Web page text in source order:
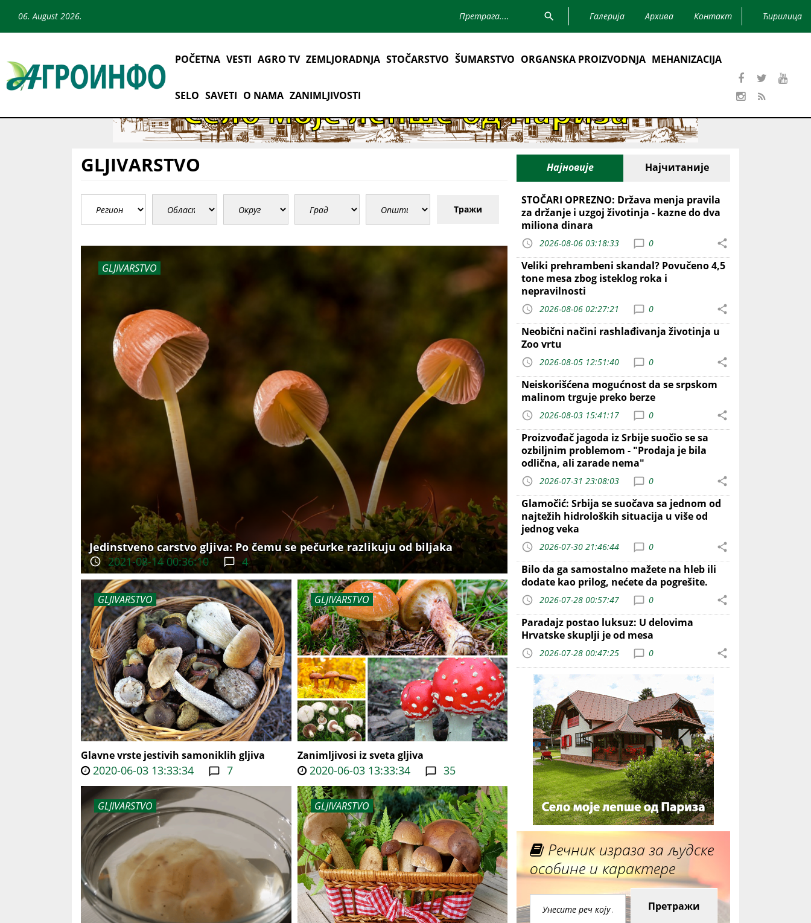
06. August 2026. Галерија Архива Контакт Ћирилица
POČETNA VESTI AGRO TV ZEMLJORADNJA STOČARSTVO ŠUMARSTVO ORGANSKA PROIZVODNJA MEHANIZACIJA
SELO SAVETI O NAMA ZANIMLJIVOSTI
GLJIVARSTVO
Тражи
GLJIVARSTVO
Jedinstveno carstvo gljiva: Po čemu se pečurke razlikuju od biljaka
2021-08-14 00:36:10
4
GLJIVARSTVO
Glavne vrste jestivih samoniklih gljiva
2020-06-03 13:33:34 7
GLJIVARSTVO
Zanimljivosi iz sveta gljiva
2020-06-03 13:33:34 35
GLJIVARSTVO GLJIVARSTVO
Најновије Најчитаније
STOČARI OPREZNO: Država menja pravila
za držanje i uzgoj životinja - kazne do dva
miliona dinara
2026-08-06 03:18:33 0
Veliki prehrambeni skandal? Povučeno 4,5
tone mesa zbog isteklog roka i
nepravilnosti
2026-08-06 02:27:21 0
Neobični načini rashlađivanja životinja u
Zoo vrtu
2026-08-05 12:51:40 0
Neiskorišćena mogućnost da se srpskom
malinom trguje preko berze
2026-08-03 15:41:17 0
Proizvođač jagoda iz Srbije suočio se sa
ozbiljnim problemom - "Prodaja je bila
odlična, ali zarade nema"
2026-07-31 23:08:03 0
Glamočić: Srbija se suočava sa jednom od
najtežih hidroloških situacija u više od
jednog veka
2026-07-30 21:46:44 0
Bilo da ga samostalno mažete na hleb ili
dodate kao prilog, nećete da pogrešite.
2026-07-28 00:57:47 0
Paradajz postao luksuz: U delovima
Hrvatske skuplji je od mesa
2026-07-28 00:47:25 0
Речник израза за људске
особине и карактере
Претражи